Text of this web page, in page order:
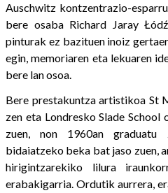
Auschwitz kontzentrazio-
bere osaba Richard Jaray
pinturak ez bazituen inoiz
egin, memoriaren eta lekuaren
bere lan osoa.
Bere prestakuntza artistikoa St
zen eta Londresko Slade
zuen, non 1960an
bidaiatzeko beka bat jaso zuen,
hirigintzarekiko lilura
erabakigarria. Ordutik aurrera,